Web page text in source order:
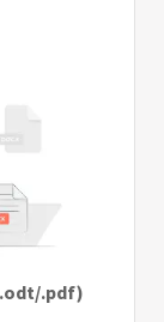
.pdf)